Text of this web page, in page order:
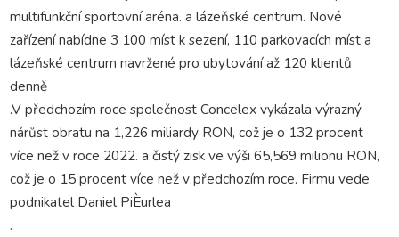
multifunkční sportovní aréna. a lázeňské centrum. Nové
zařízení nabídne 3 100 míst k sezení, 110 parkovacích míst a
lázeňské centrum navržené pro ubytování až 120 klientů
denně
.V předchozím roce společnost Concelex vykázala výrazný
nárůst obratu na 1,226 miliardy RON, což je o 132 procent
více než v roce 2022. a čistý zisk ve výši 65,569 milionu RON,
což je o 15 procent více než v předchozím roce. Firmu vede
podnikatel Daniel PiÈurlea
.